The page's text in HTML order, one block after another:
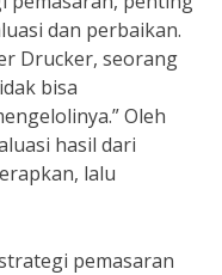
dan perbaikan.
Drucker, seorang
bisa
Oleh
hasil dari
lalu
pemasaran